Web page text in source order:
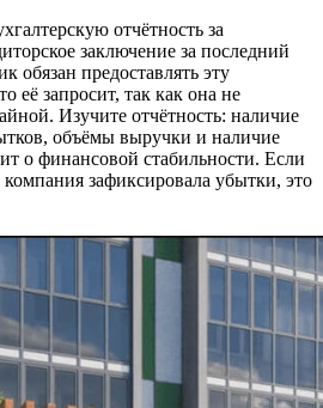
отчётность за
заключение за последний
обязан предоставлять эту
её запросит, так как она не
Изучите отчётность: наличие
объёмы выручки и наличие
о финансовой стабильности. Если
компания зафиксировала убытки, это